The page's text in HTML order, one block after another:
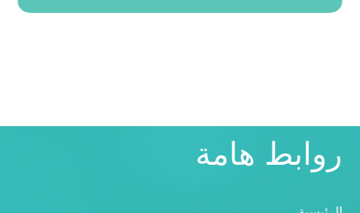
روابط هامة